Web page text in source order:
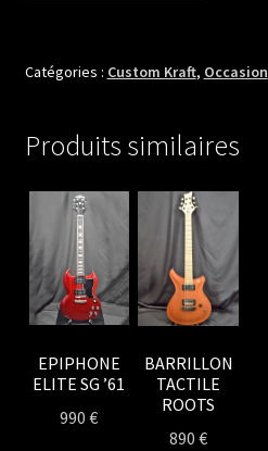
MIDNIGHT
Catégories : Custom Kraft, Occasion
Produits similaires
EPIPHONE
ELITE SG ’61
990€
BARRILLON
TACTILE
ROOTS
890€